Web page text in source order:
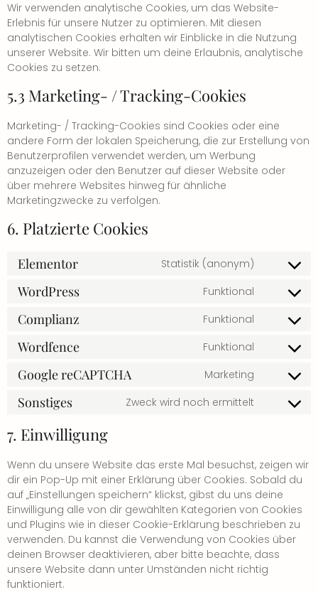
Wir verwenden analytische Cookies, um das Website-
Erlebnis für unsere Nutzer zu optimieren. Mit diesen
analytischen Cookies erhalten wir Einblicke in die Nutzung
unserer Website. Wir bitten um deine Erlaubnis, analytische
Cookies zu setzen.
5.3 Marketing- / Tracking-Cookies
Marketing- / Tracking-Cookies sind Cookies oder eine
andere Form der lokalen Speicherung, die zur Erstellung von
Benutzerprofilen verwendet werden, um Werbung
anzuzeigen oder den Benutzer auf dieser Website oder
über mehrere Websites hinweg für ähnliche
Marketingzwecke zu verfolgen.
6. Platzierte Cookies
Elementor Statistik (anonym)
WordPress Funktional
Complianz Funktional
Wordfence Funktional
Google reCAPTCHA Marketing
Sonstiges Zweck wird noch ermittelt
7. Einwilligung
Wenn du unsere Website das erste Mal besuchst, zeigen wir
dir ein Pop-Up mit einer Erklärung über Cookies. Sobald du
auf „Einstellungen speichern“ klickst, gibst du uns deine
Einwilligung alle von dir gewählten Kategorien von Cookies
und Plugins wie in dieser Cookie-Erklärung beschrieben zu
verwenden. Du kannst die Verwendung von Cookies über
deinen Browser deaktivieren, aber bitte beachte, dass
unsere Website dann unter Umständen nicht richtig
funktioniert.